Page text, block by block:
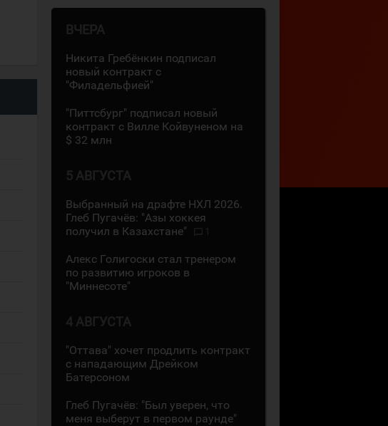
ВЧЕРА
Никита Гребёнкин подписал
новый контракт с
"Филадельфией"
"Питтсбург" подписал новый
контракт с Вилле Койвуненом на
$ 32 млн
5 АВГУСТА
Выбранный на драфте НХЛ 2026.
Глеб Пугачёв: "Азы хоккея
получил в Казахстане"
Алекс Голигоски стал тренером
по развитию игроков в
"Миннесоте"
4 АВГУСТА
"Оттава" хочет продлить контракт
с нападающим Дрейком
Батерсоном
Глеб Пугачёв: "Был уверен, что
меня выберут в первом раунде"